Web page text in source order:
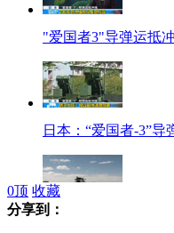
"爱国者3"导弹运抵
日本：“爱国者-3”导
0顶 收藏
分享到：